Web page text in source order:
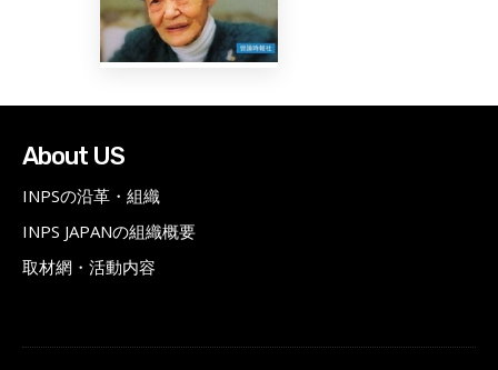
About US
INPSの沿革・組織
INPS JAPANの組織概要
取材網・活動内容